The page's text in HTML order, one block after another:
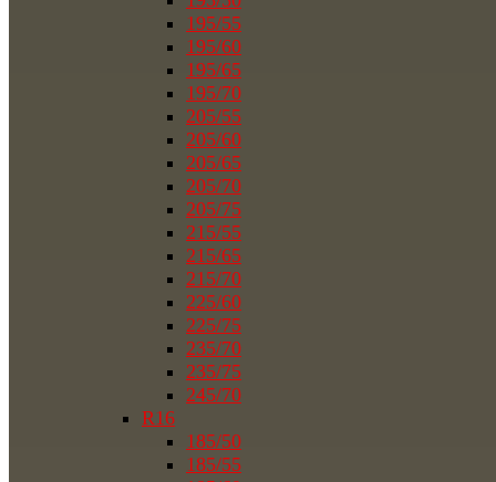
195/55
195/60
195/65
195/70
205/55
205/60
205/65
205/70
205/75
215/55
215/65
215/70
225/60
225/75
235/70
235/75
245/70
R16
185/50
185/55